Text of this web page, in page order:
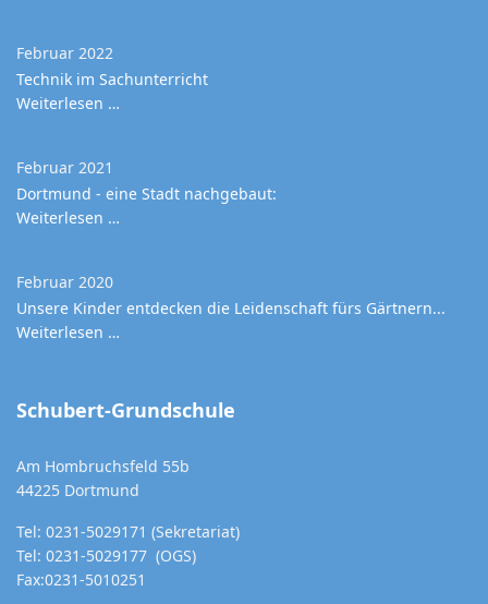
Februar 2022
Technik im Sachunterricht
Weiterlesen …
Februar 2021
Dortmund - eine Stadt nachgebaut:
Weiterlesen …
Februar 2020
Unsere Kinder entdecken die Leidenschaft fürs Gärtnern...
Weiterlesen …
Schubert-Grundschule
Am Hombruchsfeld 55b
44225 Dortmund
Tel: 0231-5029171 (Sekretariat)
Tel: 0231-5029177 (OGS)
Fax:0231-5010251